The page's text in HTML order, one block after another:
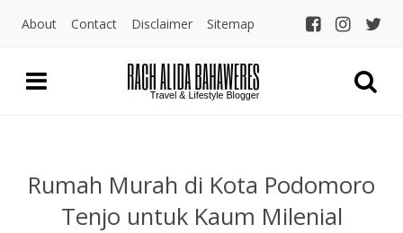
About Contact Disclaimer Sitemap
Rumah Murah di Kota Podomoro
Tenjo untuk Kaum Milenial